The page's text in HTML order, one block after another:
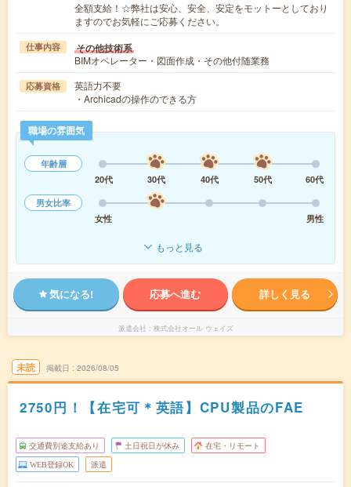
全額支給！☆弊社は安心、安全、安定をモットーとしており
ますのでお気軽にご応募ください。
仕事内容 その他技術系
BIMオペレーター・図面作成・その他付随業務
応募資格
英語力不要
・Archicadの操作のできる方
職場の雰囲気
年齢層
20代
30代 40代 50代
60代
男女比率
女性
男性
もっと見る
気になる! 応募へ進む 詳しく見る
派遣会社 株式会社オール ウェイズ
未読 掲載日 2026/08/05
2750円！【在宅可＊英語】CPU製品のFAE
交通費別途支給あり 土日祝日が休み 在宅・リモート
WEB登録OK 派遣